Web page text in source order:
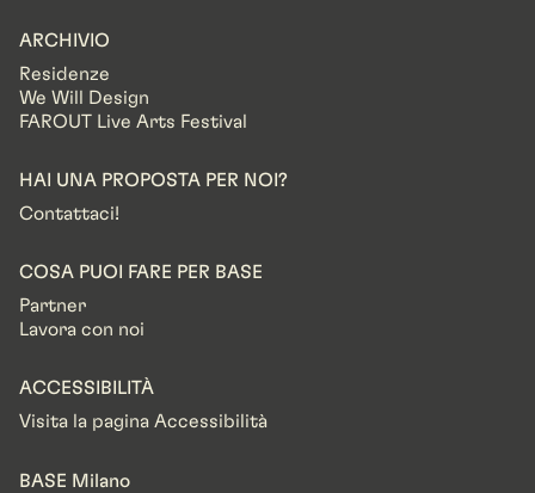
ARCHIVIO
Residenze
We Will Design
FAROUT Live Arts Festival
HAI UNA PROPOSTA PER NOI?
Contattaci!
COSA PUOI FARE PER BASE
Partner
Lavora con noi
ACCESSIBILITÀ
Visita la pagina Accessibilità
BASE Milano